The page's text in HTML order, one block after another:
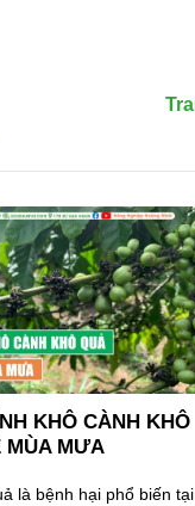
KHÔ CÀNH KHÔ
MÙA MƯA
là bệnh hại phổ biến tại